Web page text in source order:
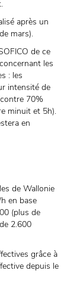
après un
mars).
de ce
les
: les
intensité de
70%
minuit et 5h).
en
de Wallonie
en base
(plus de
2.600
grâce à
depuis le